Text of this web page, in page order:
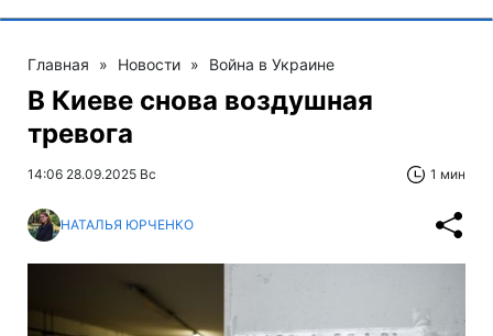
Главная » Новости » Война в Украине
В Киеве снова воздушная
тревога
14:06 28.09.2025 Вс 1 мин
НАТАЛЬЯ ЮРЧЕНКО